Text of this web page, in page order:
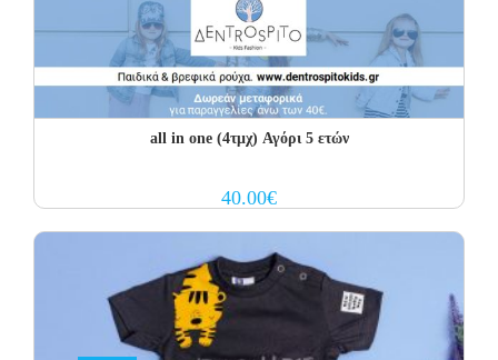
all in one (4τμχ) Αγόρι 5 ετών
40.00€